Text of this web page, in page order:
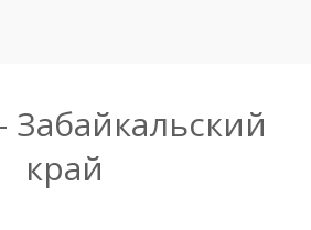
Забайкальский
край